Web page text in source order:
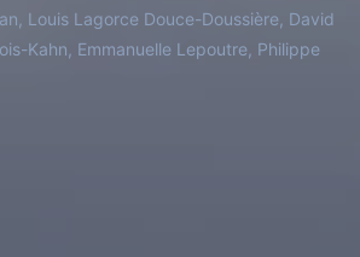
Louis Lagorce Douce-Doussière, David
Kahn, Emmanuelle Lepoutre, Philippe